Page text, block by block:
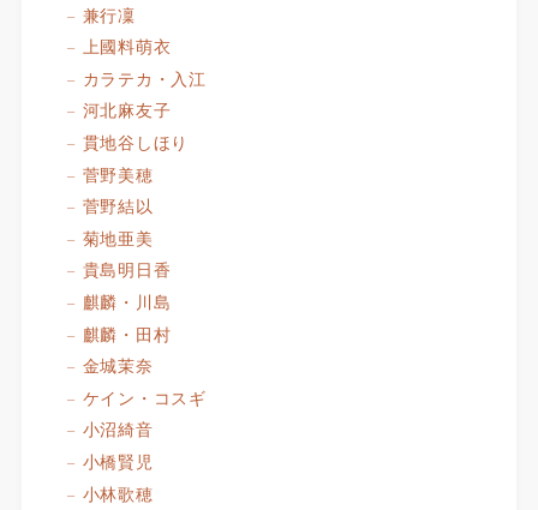
兼行凜
上國料萌衣
カラテカ・入江
河北麻友子
貫地谷しほり
菅野美穂
菅野結以
菊地亜美
貴島明日香
麒麟・川島
麒麟・田村
金城茉奈
ケイン・コスギ
小沼綺音
小橋賢児
小林歌穂